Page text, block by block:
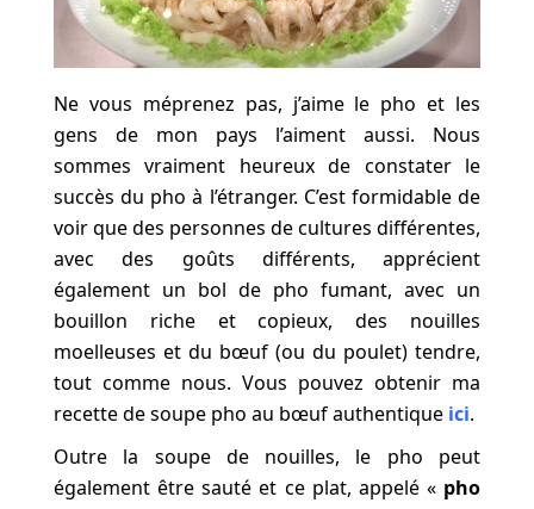
Ne vous méprenez pas, j’aime le pho et les
gens de mon pays l’aiment aussi. Nous
sommes vraiment heureux de constater le
succès du pho à l’étranger. C’est formidable de
voir que des personnes de cultures différentes,
avec des goûts différents, apprécient
également un bol de pho fumant, avec un
bouillon riche et copieux, des nouilles
moelleuses et du bœuf (ou du poulet) tendre,
tout comme nous. Vous pouvez obtenir ma
recette de soupe pho au bœuf authentique ici.
Outre la soupe de nouilles, le pho peut
également être sauté et ce plat, appelé « pho